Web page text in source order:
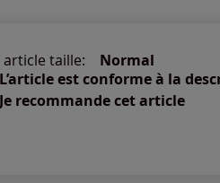
article taille:
Normal
est conforme à la
recommande cet article